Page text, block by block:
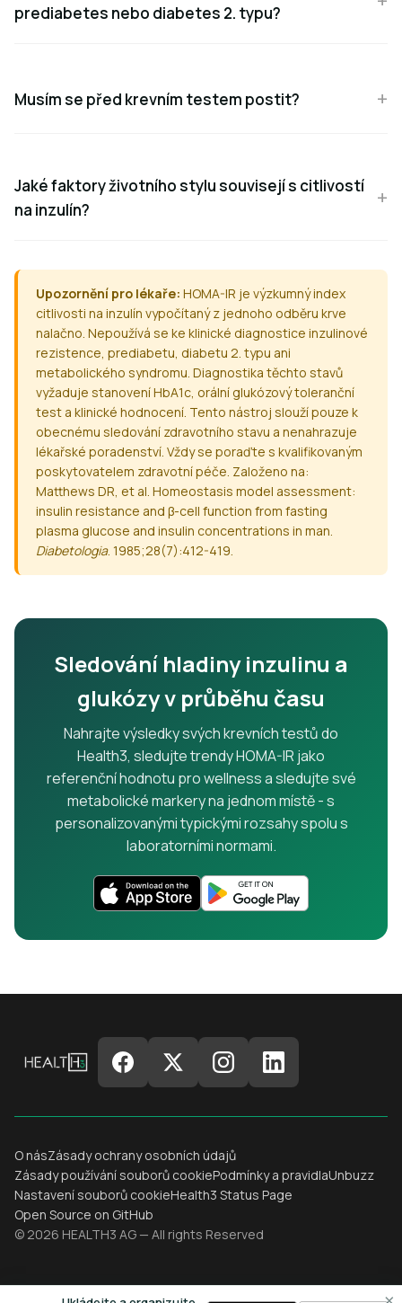
prediabetes nebo diabetes 2. typu?
Musím se před krevním testem postit?
Jaké faktory životního stylu souvisejí s citlivostí
na inzulín?
Upozornění pro lékaře: HOMA-IR je výzkumný index
citlivosti na inzulín vypočítaný z jednoho odběru krve
nalačno. Nepoužívá se ke klinické diagnostice inzulinové
rezistence, prediabetu, diabetu 2. typu ani
metabolického syndromu. Diagnostika těchto stavů
vyžaduje stanovení HbA1c, orální glukózový toleranční
test a klinické hodnocení. Tento nástroj slouží pouze k
obecnému sledování zdravotního stavu a nenahrazuje
lékařské poradenství. Vždy se poraďte s kvalifikovaným
poskytovatelem zdravotní péče. Založeno na:
Matthews DR, et al. Homeostasis model assessment:
insulin resistance and β-cell function from fasting
plasma glucose and insulin concentrations in man.
Diabetologia. 1985;28(7):412-419.
Sledování hladiny inzulinu a
glukózy v průběhu času
Nahrajte výsledky svých krevních testů do
Health3, sledujte trendy HOMA-IR jako
referenční hodnotu pro wellness a sledujte své
metabolické markery na jednom místě - s
personalizovanými typickými rozsahy spolu s
laboratorními normami.
O násZásady ochrany osobních údajů
Zásady používání souborů cookiePodmínky a pravidlaUnbuzz
Nastavení souborů cookieHealth3 Status Page
Open Source on GitHub
© 2026 HEALTH3 AG — All rights Reserved